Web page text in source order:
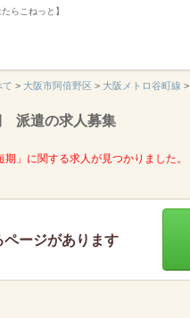
らこねっと】
て > 大阪市阿倍野区 > 大阪メトロ谷町線 >
遣の求人募集
」に関する求人が見つかりました。
ページがあります